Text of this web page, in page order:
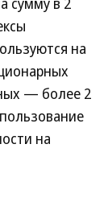
на
— более 2
на